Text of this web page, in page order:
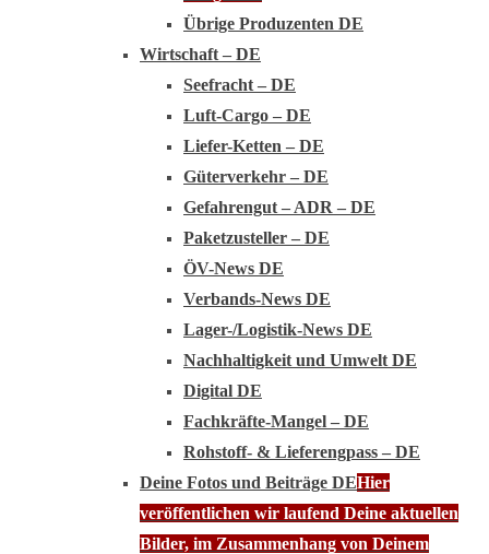
Übrige Produzenten DE
Wirtschaft – DE
Seefracht – DE
Luft-Cargo – DE
Liefer-Ketten – DE
Güterverkehr – DE
Gefahrengut – ADR – DE
Paketzusteller – DE
ÖV-News DE
Verbands-News DE
Lager-/Logistik-News DE
Nachhaltigkeit und Umwelt DE
Digital DE
Fachkräfte-Mangel – DE
Rohstoff- & Lieferengpass – DE
Deine Fotos und Beiträge DEHier
veröffentlichen wir laufend Deine aktuellen
Bilder, im Zusammenhang von Deinem